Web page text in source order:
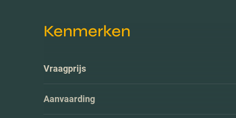
Kenmerken
Vraagprijs
Aanvaarding